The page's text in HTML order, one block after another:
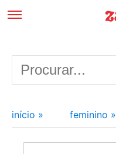
início » feminino »